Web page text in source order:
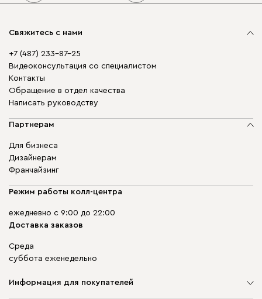
Свяжитесь с нами
+7 (487) 233-87-25
Видеоконсультация со специалистом
Контакты
Обращение в отдел качества
Написать руководству
Партнерам
Для бизнеса
Дизайнерам
Франчайзинг
Режим работы колл-центра
ежедневно с 9:00 до 22:00
Доставка заказов
Среда
суббота еженедельно
Информация для покупателей